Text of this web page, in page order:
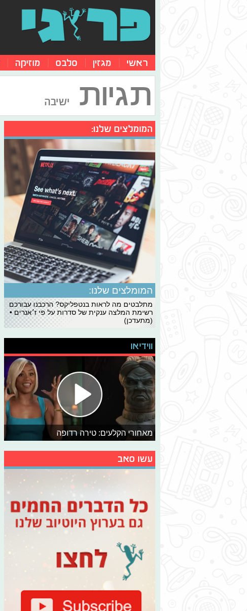
ראשי מגזין סלבס מוזיקה
תגיות ישיבה
המומלצים שלנו:
המומלצים שלנו:
מתלבטים מה לראות בנטפליקס? הרכבנו עבורכם
רשימת המלצה ענקית של סדרות על פי ז׳אנרים •
(מתעדכן)
ווידיאו
מאחורי הקלעים: טירה רדופה
עשו סאב